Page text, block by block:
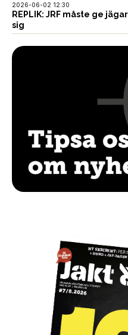
2026-06-02 12:30
REPLIK: JRF måste ge
sig